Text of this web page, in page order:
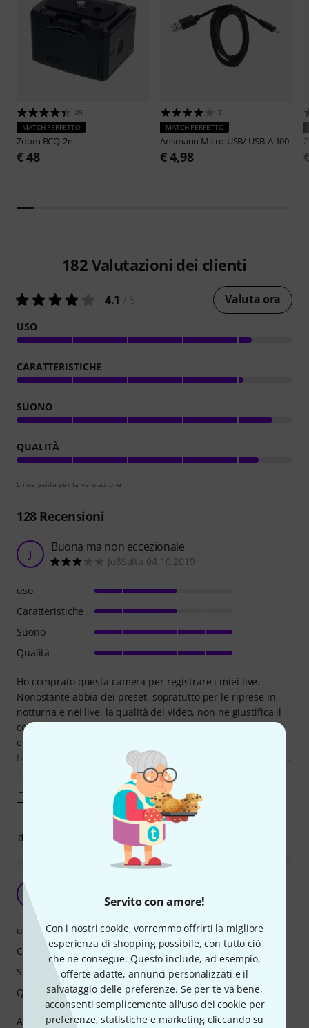
Servito con amore!
Con i nostri cookie, vorremmo offrirti la migliore
esperienza di shopping possibile, con tutto ciò
che ne consegue. Questo include, ad esempio,
offerte adatte, annunci personalizzati e il
salvataggio delle preferenze. Se per te va bene,
acconsenti semplicemente all'uso dei cookie per
preferenze, statistiche e marketing cliccando su
25
MATCH PERFETTO
Zoom BCQ-2n
€ 48
7
MATCH PERFETTO
Ansmann Micro-USB/ USB-A 100
€ 4,98
182 Valutazioni dei clienti
4.1 Valuta ora
USO
CARATTERISTICHE
SUONO
QUALITÀ
Linee guida per la valutazione
128Recensioni
J Buona ma non eccezionale
Jo3Salta 04.10.2019
Ho comprato questa camera per registrare i miei live.
Nonostante abbia dei preset, sopratutto per le riprese in
notturna e nei live, la qualità dei video, non ne giustifica il
costo... ha la stessa qualità di una action cam di quelle
economiche. L'unica cosa positiva è l'audio, veramente un
buon audio.... anzi... se regolato bene, a tratti eccezionale....
uso
Caratteristiche
Suono
Qualità
SEGNALA UN ABUSO
TS
TRK studio 21.07.2021
Acquistato per live streaming, registrazioni acustiche e
uso
Caratteristiche
Suono
Qualità